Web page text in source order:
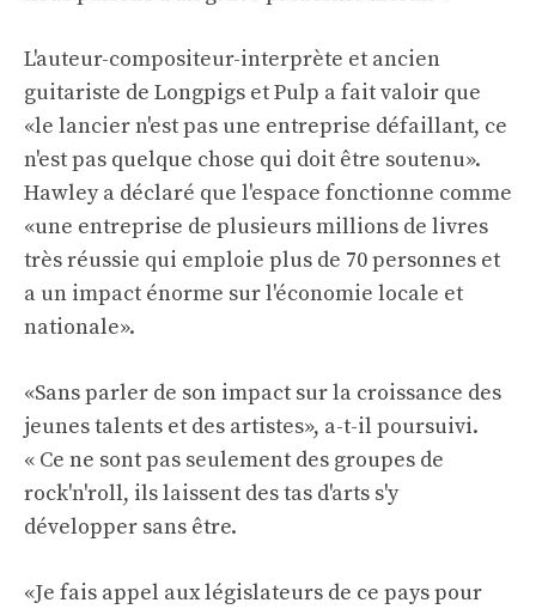
L'auteur-compositeur-interprète et ancien
guitariste de Longpigs et Pulp a fait valoir que
«le lancier n'est pas une entreprise défaillant, ce
n'est pas quelque chose qui doit être soutenu».
Hawley a déclaré que l'espace fonctionne comme
«une entreprise de plusieurs millions de livres
très réussie qui emploie plus de 70 personnes et
a un impact énorme sur l'économie locale et
nationale».
«Sans parler de son impact sur la croissance des
jeunes talents et des artistes», a-t-il poursuivi.
« Ce ne sont pas seulement des groupes de
rock'n'roll, ils laissent des tas d'arts s'y
développer sans être.
«Je fais appel aux législateurs de ce pays pour